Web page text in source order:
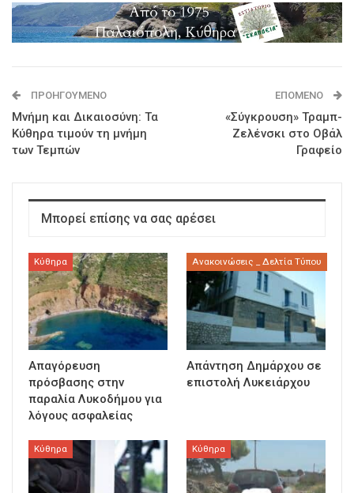
ΠΡΟΗΓΟΎΜΕΝΟ
Μνήμη και Δικαιοσύνη: Τα
Κύθηρα τιμούν τη μνήμη
των Τεμπών
ΕΠΌΜΕΝΟ
«Σύγκρουση» Τραμπ-
Ζελένσκι στο Οβάλ
Γραφείο
Μπορεί επίσης να σας αρέσει
Κύθηρα
Απαγόρευση
πρόσβασης στην
παραλία Λυκοδήμου για
λόγους ασφαλείας
Ανακοινώσεις _ Δελτία Τύπου
Απάντηση Δημάρχου σε
επιστολή Λυκειάρχου
Κύθηρα Κύθηρα